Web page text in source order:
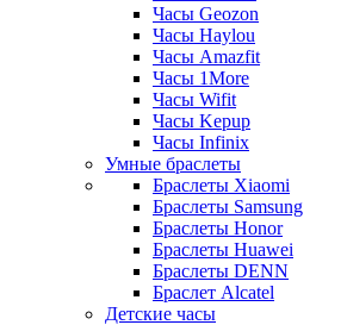
Часы Geozon
Часы Haylou
Часы Amazfit
Часы 1More
Часы Wifit
Часы Kepup
Часы Infinix
Умные браслеты
Браслеты Xiaomi
Браслеты Samsung
Браслеты Honor
Браслеты Huawei
Браслеты DENN
Браслет Alcatel
Детские часы